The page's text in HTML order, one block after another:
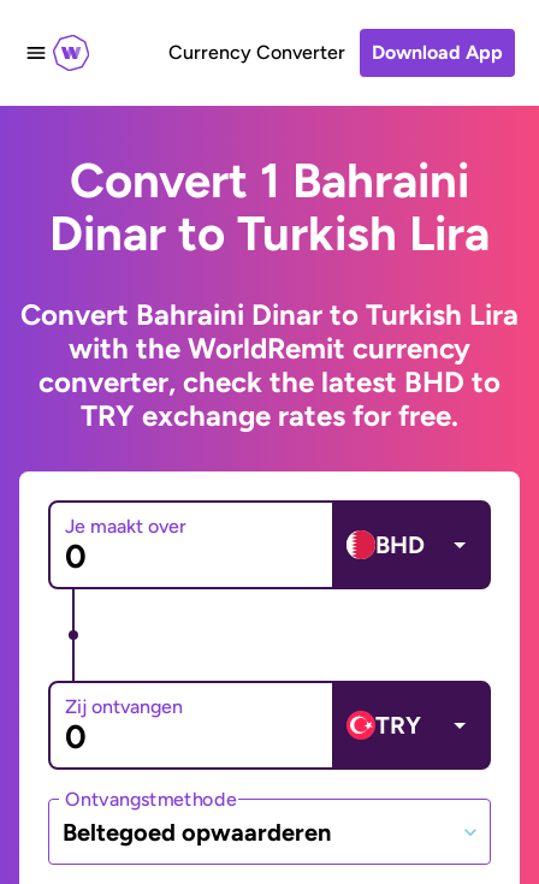
Currency Converter Download App
Convert 1 Bahraini
Dinar to Turkish Lira
Convert Bahraini Dinar to Turkish Lira
with the WorldRemit currency
converter, check the latest BHD to
TRY exchange rates for free.
Je maakt over
BHD
Zij ontvangen
TRY
Ontvangstmethode
Beltegoed opwaarderen